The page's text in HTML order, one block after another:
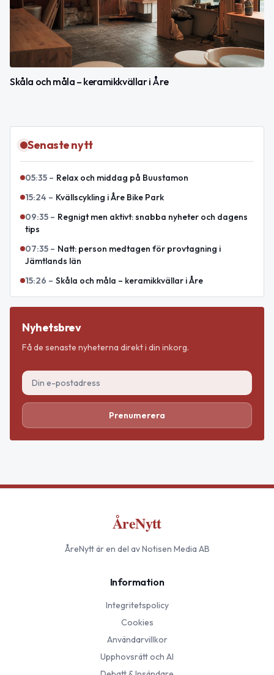
Skåla och måla – keramikkvällar i Åre
Senaste nytt
05:35 – Relax och middag på Buustamon
15:24 – Kvällscykling i Åre Bike Park
09:35 – Regnigt men aktivt: snabba nyheter och dagens
tips
07:35 – Natt: person medtagen för provtagning i
Jämtlands län
15:26 – Skåla och måla – keramikkvällar i Åre
Nyhetsbrev
Få de senaste nyheterna direkt i din inkorg.
Prenumerera
ÅreNytt
ÅreNyttär en del av Notisen Media AB
Information
Integritetspolicy
Cookies
Användarvillkor
Upphovsrätt och AI